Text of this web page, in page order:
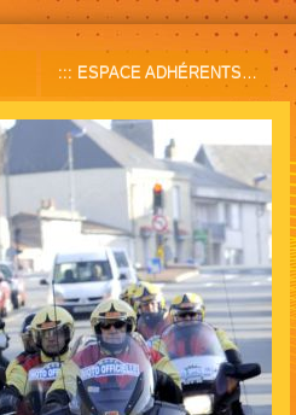
ESPACE ADHÉRENTS